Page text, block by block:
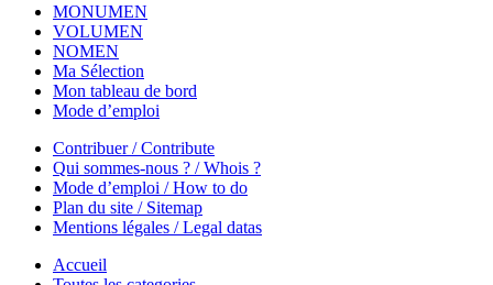
MONUMEN
VOLUMEN
NOMEN
Ma Sélection
Mon tableau de bord
Mode d’emploi
Contribuer / Contribute
Qui sommes-nous ? / Whois ?
Mode d’emploi / How to do
Plan du site / Sitemap
Mentions légales / Legal datas
Accueil